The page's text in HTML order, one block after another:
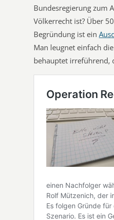
Bundesregierung zum
Völkerrecht ist? Über
Begründung ist ein
Man leugnet einfach
behauptet irreführend,